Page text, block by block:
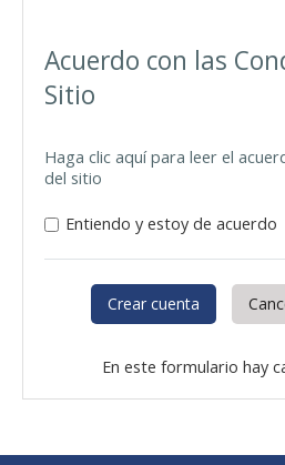
Acuerdo con las
Sitio
Haga clic aquí para leer el
del sitio
Entiendo y estoy de acuerdo
En este formulario hay